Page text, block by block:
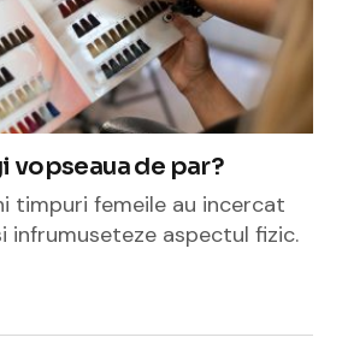
vopseaua de par?
timpuri femeile au incercat
infrumuseteze aspectul fizic.